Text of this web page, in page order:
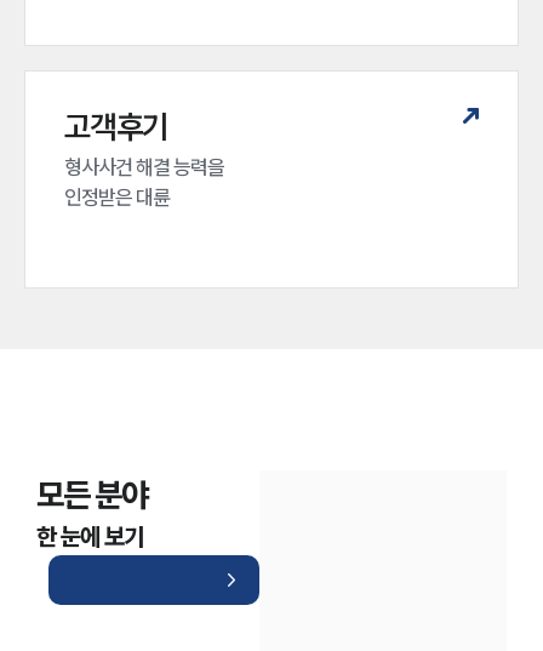
대륜법률상담예약
고객후기
형사사건 해결 능력을
인정받은 대륜
모든 분야
한 눈에 보기